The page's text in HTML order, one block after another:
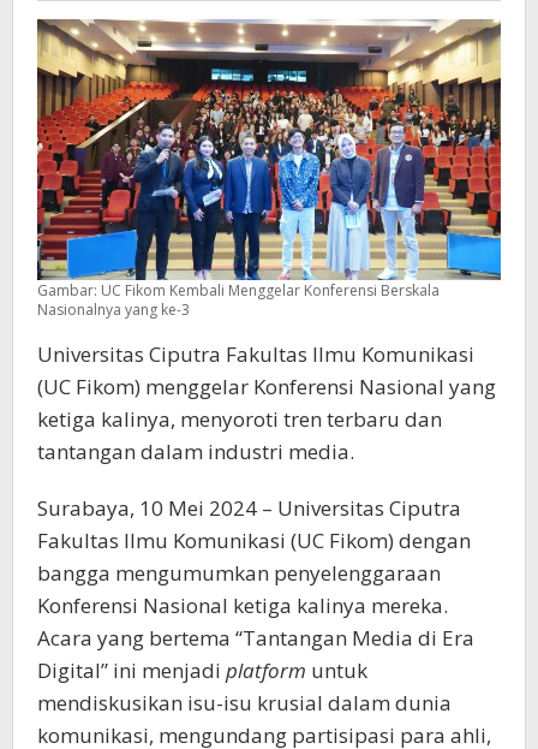
3
Gambar: UC Fikom Kembali Menggelar Konferensi Berskala
Nasionalnya yang ke-3
Universitas Ciputra Fakultas Ilmu Komunikasi
(UC Fikom) menggelar Konferensi Nasional yang
ketiga kalinya, menyoroti tren terbaru dan
tantangan dalam industri media.
Surabaya, 10 Mei 2024 – Universitas Ciputra
Fakultas Ilmu Komunikasi (UC Fikom) dengan
bangga mengumumkan penyelenggaraan
Konferensi Nasional ketiga kalinya mereka.
Acara yang bertema “Tantangan Media di Era
Digital” ini menjadi platform untuk
mendiskusikan isu-isu krusial dalam dunia
komunikasi, mengundang partisipasi para ahli,